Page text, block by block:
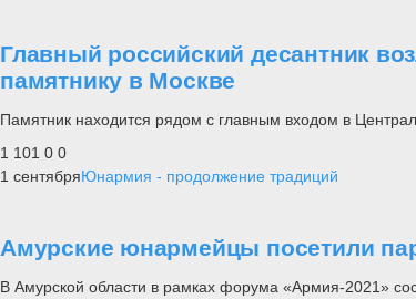
Главный российский десантник
памятнику в Москве
Памятник находится рядом с главным входом в
1 101 0 0
1 сентябряЮнармия - продолжение традиций
Амурские юнармейцы посетили
В Амурской области в рамках форума «Армия-2021»